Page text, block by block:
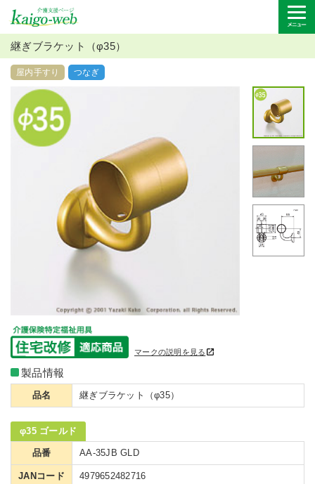
継ぎブラケット（φ35）
屋内手すり つなぎ
マークの説明を見る
製品情報
品名 継ぎブラケット（φ35）
φ35 ゴールド
品番 AA-35JB GLD
JANコード 4979652482716